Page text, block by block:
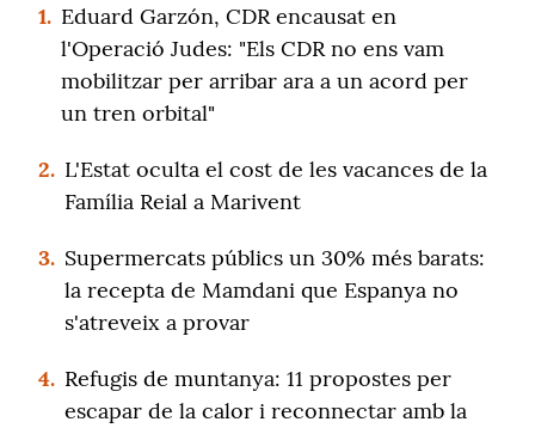
1. Eduard Garzón, CDR encausat en
l'Operació Judes: "Els CDR no ens vam
mobilitzar per arribar ara a un acord per
un tren orbital"
2. L'Estat oculta el cost de les vacances de la
Família Reial a Marivent
3. Supermercats públics un 30% més barats:
la recepta de Mamdani que Espanya no
s'atreveix a provar
4. Refugis de muntanya: 11 propostes per
escapar de la calor i reconnectar amb la